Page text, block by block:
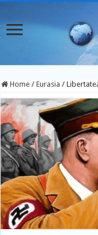
Home / Eurasia /